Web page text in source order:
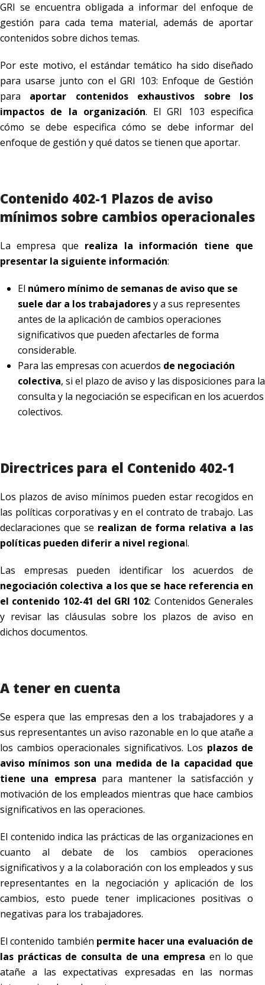
GRI se encuentra obligada a informar del enfoque de
gestión para cada tema material, además de aportar
contenidos sobre dichos temas.
Por este motivo, el estándar temático ha sido diseñado
para usarse junto con el GRI 103: Enfoque de Gestión
para aportar contenidos exhaustivos sobre los
impactos de la organización. El GRI 103 especifica
cómo se debe especifica cómo se debe informar del
enfoque de gestión y qué datos se tienen que aportar.
Contenido 402-1 Plazos de aviso
mínimos sobre cambios operacionales
La empresa que realiza la información tiene que
presentar la siguiente información:
El número mínimo de semanas de aviso que se
suele dar a los trabajadoresy a sus representes
antes de la aplicación de cambios operaciones
significativos que pueden afectarles de forma
considerable.
Para las empresas con acuerdos de negociación
colectiva, si el plazo de aviso y las disposiciones para la
consulta y la negociación se especifican en los acuerdos
colectivos.
Directrices para el Contenido 402-1
Los plazos de aviso mínimos pueden estar recogidos en
las políticas corporativas y en el contrato de trabajo. Las
declaraciones que se realizan de forma relativa a las
políticas pueden diferir a nivel regional.
Las empresas pueden identificar los acuerdos de
negociación colectiva a los que se hace referencia en
el contenido 102-41 del GRI 102: Contenidos Generales
y revisar las cláusulas sobre los plazos de aviso en
dichos documentos.
A tener en cuenta
Se espera que las empresas den a los trabajadores y a
sus representantes un aviso razonable en lo que atañe a
los cambios operacionales significativos. Los plazos de
aviso mínimos son una medida de la capacidad que
tiene una empresa para mantener la satisfacción y
motivación de los empleados mientras que hace cambios
significativos en las operaciones.
El contenido indica las prácticas de las organizaciones en
cuanto al debate de los cambios operaciones
significativos y a la colaboración con los empleados y sus
representantes en la negociación y aplicación de los
cambios, esto puede tener implicaciones positivas o
negativas para los trabajadores.
El contenido también permite hacer una evaluación de
las prácticas de consulta de una empresa en lo que
atañe a las expectativas expresadas en las normas